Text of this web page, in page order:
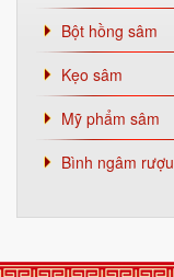
Bột hồng sâm
Kẹo sâm
Mỹ phẩm sâm
Bình ngâm rượu